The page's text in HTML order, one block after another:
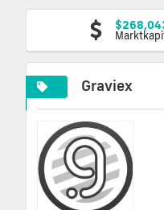
Graviex